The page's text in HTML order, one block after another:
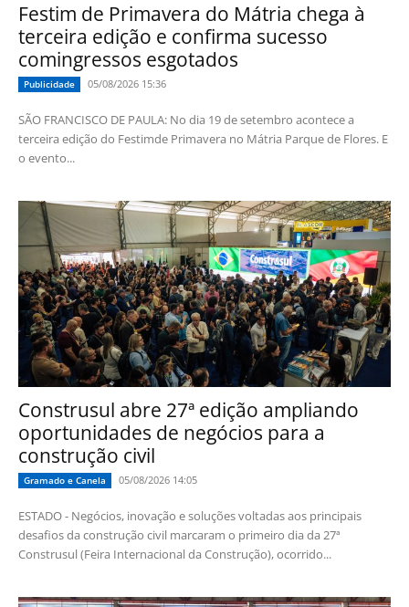
Festim de Primavera do Mátria chega à
terceira edição e confirma sucesso
comingressos esgotados
Publicidade 05/08/2026 15:36
SÃO FRANCISCO DE PAULA: No dia 19 de setembro acontece a
terceira edição do Festimde Primavera no Mátria Parque de Flores. E
o evento...
Construsul abre 27ª edição ampliando
oportunidades de negócios para a
construção civil
Gramado e Canela 05/08/2026 14:05
ESTADO - Negócios, inovação e soluções voltadas aos principais
desafios da construção civil marcaram o primeiro dia da 27ª
Construsul (Feira Internacional da Construção), ocorrido...